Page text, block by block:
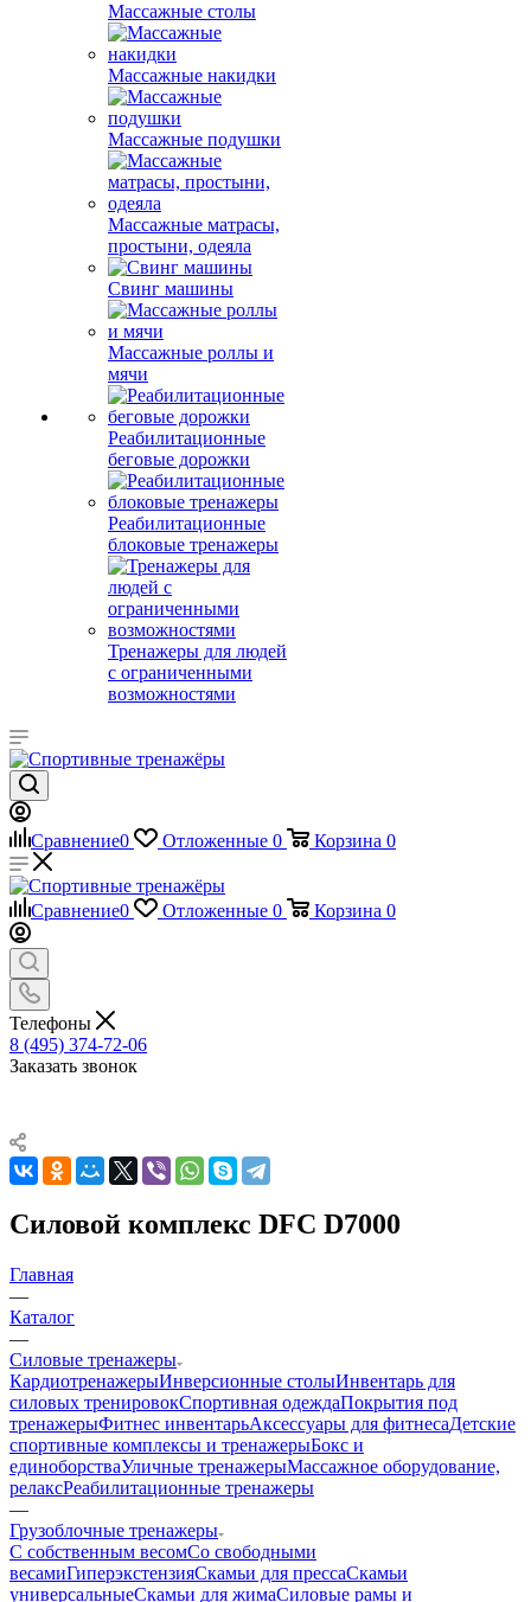
Массажные столы
Массажные накидки
Массажные подушки
Массажные матрасы,
простыни, одеяла
Свинг машины
Массажные роллы и
мячи
Реабилитационные
беговые дорожки
Реабилитационные
блоковые тренажеры
Тренажеры для людей
с ограниченными
возможностями
Сравнение0 Отложенные 0 Корзина 0
Сравнение0 Отложенные 0 Корзина 0
Телефоны
8 (495) 374-72-06
Заказать звонок
Силовой комплекс DFC D7000
Главная
—
Каталог
—
Силовые тренажеры
КардиотренажерыИнверсионные столыИнвентарь для
силовых тренировокСпортивная одеждаПокрытия под
тренажерыФитнес инвентарьАксессуары для фитнесаДетские
спортивные комплексы и тренажерыБокс и
единоборстваУличные тренажерыМассажное оборудование,
релаксРеабилитационные тренажеры
—
Грузоблочные тренажеры
С собственным весомСо свободными
весамиГиперэкстензияСкамьи для прессаСкамьи
универсальныеСкамьи для жимаСиловые рамы и